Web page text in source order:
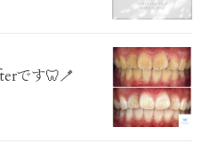
です🦷🪥